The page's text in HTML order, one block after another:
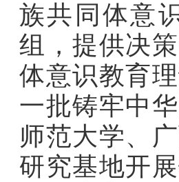
族共同体意
组，提供决
体意识教育
一批铸牢中
师范大学、
研究基地开